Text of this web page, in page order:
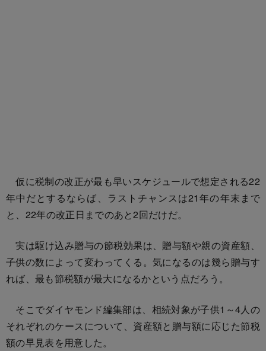
仮に税制の改正が最も早いスケジュールで想定される22
年中だとするならば、ラストチャンスは21年の年末まで
と、22年の改正日までのあと2回だけだ。
実は駆け込み贈与の節税効果は、贈与額や親の資産額、
子供の数によって変わってくる。気になるのは幾ら贈与す
れば、最も節税額が最大になるかという点だろう。
そこでダイヤモンド編集部は、相続対象が子供1～4人の
それぞれのケースについて、資産額と贈与額に応じた節税
額の早見表を用意した。